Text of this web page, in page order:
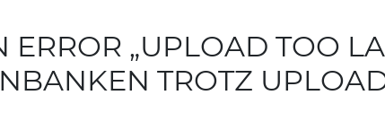
„UPLOAD TOO
TROTZ